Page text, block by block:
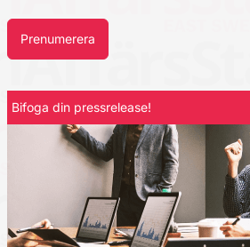
Prenumerera
Bifoga din pressrelease!